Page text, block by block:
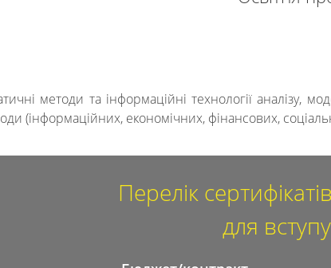
методи та інформаційні технології аналізу,
(інформаційних, економічних, фінансових,
Перелік
для